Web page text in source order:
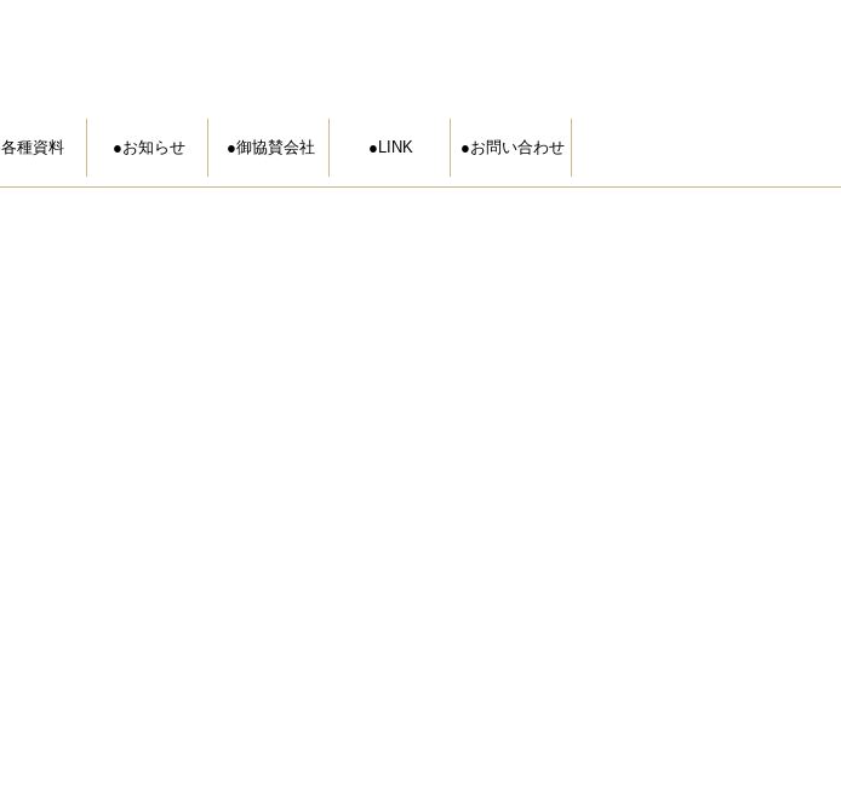
各種資料 お知らせ 御協賛会社 LINK お問い合わせ